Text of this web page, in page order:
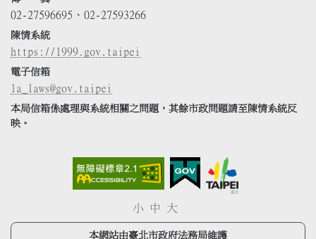
02-27596695、02-27593266
陳情系統
https://1999.gov.taipei
電子信箱
la_laws@gov.taipei
本局信箱係處理與系統相關之問題，其餘市政問題請至陳情系統反
映。
小 中 大
本網站由臺北市政府法務局維護